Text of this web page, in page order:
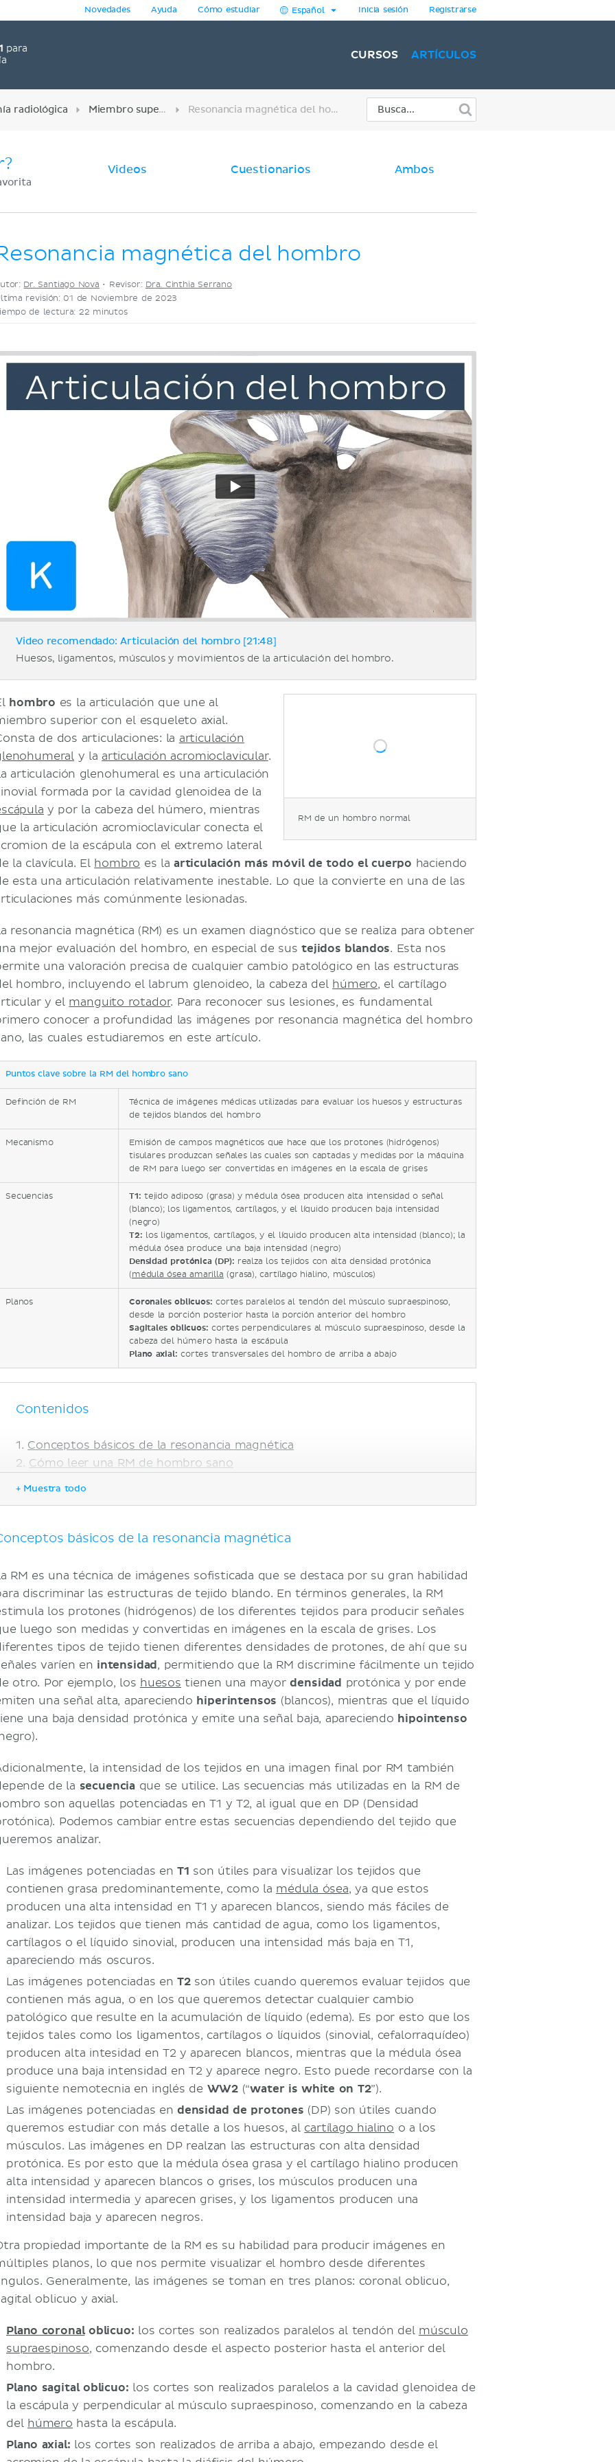
para
Novedades Ayuda Cómo estudiar Español Inicia sesión Registrarse
CURSOS ARTÍCULOS
radiológica Miembro superior Resonancia magnética del hombro
Videos Cuestionarios Ambos
magnética del hombro
Dr. Santiago Nova • Revisor: Dra. Cinthia Serrano
revisión: 01 de Noviembre de 2023
de lectura: 22 minutos
Video recomendado: Articulación del hombro [21:48]
Huesos, ligamentos, músculos y movimientos de la articulación del hombro.
RM de un hombro normal
hombro es la articulación que une al
superior con el esqueleto axial.
de dos articulaciones: la articulación
y la articulación acromioclavicular.
articulación glenohumeral es una articulación
formada por la cavidad glenoidea de la
y por la cabeza del húmero, mientras
la articulación acromioclavicular conecta el
de la escápula con el extremo lateral
la clavícula. El hombro es la articulación más móvil de todo el cuerpo haciendo
esta una articulación relativamente inestable. Lo que la convierte en una de las
más comúnmente lesionadas.
resonancia magnética (RM) es un examen diagnóstico que se realiza para obtener
mejor evaluación del hombro, en especial de sustejidos blandos. Esta nos
una valoración precisa de cualquier cambio patológico en las estructuras
hombro, incluyendo el labrum glenoideo, la cabeza del húmero, el cartílago
y el manguito rotador. Para reconocer sus lesiones, es fundamental
conocer a profundidad las imágenes por resonancia magnética del hombro
las cuales estudiaremos en este artículo.
Puntos clave sobre la RM del hombro sano
Definción de RM
Técnica de imágenes médicas utilizadas para evaluar los huesos y estructuras
de tejidos blandos del hombro
Mecanismo
Emisión de campos magnéticos que hace que los protones (hidrógenos)
tisulares produzcan señales las cuales son captadas y medidas por la máquina
de RM para luego ser convertidas en imágenes en la escala de grises
Secuencias T1: tejido adiposo (grasa) y médula ósea producen alta intensidad o señal
(blanco); los ligamentos, cartílagos, y el líquido producen baja intensidad
(negro)
T2: los ligamentos, cartílagos, y el líquido producen alta intensidad (blanco); la
médula ósea produce una baja intensidad (negro)
Densidad protónica (DP): realza los tejidos con alta densidad protónica
(médula ósea amarilla (grasa), cartílago hialino, músculos)
Planos Coronales oblicuos: cortes paralelos al tendón del músculo supraespinoso,
desde la porción posterior hasta la porción anterior del hombro
Sagitales oblicuos: cortes perpendiculares al músculo supraespinoso, desde la
cabeza del húmero hasta la escápula
Plano axial: cortes transversales del hombro de arriba a abajo
Contenidos
Conceptos básicos de la resonancia magnética
Cómo leer una RM de hombro sano
Estabilizadores estáticos
Cápsula articular
Ligamentos glenohumerales
Ligamento coracohumeral
Estabilizadores dinámicos
Manguito rotador
Bíceps braquial
Deltoides
Bibliografía
+ Muestra todo
básicos de la resonancia magnética
RM es una técnica de imágenes sofisticada que se destaca por su gran habilidad
discriminar las estructuras de tejido blando. En términos generales, la RM
los protones (hidrógenos) de los diferentes tejidos para producir señales
luego son medidas y convertidas en imágenes en la escala de grises. Los
tipos de tejido tienen diferentes densidades de protones, de ahí que su
varíen en intensidad, permitiendo que la RM discrimine fácilmente un tejido
otro. Por ejemplo, los huesos tienen una mayordensidad protónica y por ende
una señal alta, apareciendo hiperintensos (blancos), mientras que el líquido
una baja densidad protónica y emite una señal baja, apareciendo hipointenso
la intensidad de los tejidos en una imagen final por RM también
de la secuencia que se utilice. Las secuencias más utilizadas en la RM de
son aquellas potenciadas en T1 y T2, al igual que en DP (Densidad
Podemos cambiar entre estas secuencias dependiendo del tejido que
analizar.
Las imágenes potenciadas en T1 son útiles para visualizar los tejidos que
contienen grasa predominantemente, como la médula ósea, ya que estos
producen una alta intensidad en T1 y aparecen blancos, siendo más fáciles de
analizar. Los tejidos que tienen más cantidad de agua, como los ligamentos,
cartílagos o el líquido sinovial, producen una intensidad más baja en T1,
apareciendo más oscuros.
Las imágenes potenciadas en T2son útiles cuando queremos evaluar tejidos que
contienen más agua, o en los que queremos detectar cualquier cambio
patológico que resulte en la acumulación de líquido (edema). Es por esto que los
tejidos tales como los ligamentos, cartílagos o líquidos (sinovial, cefalorraquídeo)
producen alta intesidad en T2 y aparecen blancos, mientras que la médula ósea
produce una baja intensidad en T2 y aparece negro. Esto puede recordarse con la
siguiente nemotecnia en inglés de WW2 (“water is white on T2”).
Las imágenes potenciadas en densidad de protones (DP) son útiles cuando
queremos estudiar con más detalle a los huesos, al cartílago hialino o a los
músculos. Las imágenes en DP realzan las estructuras con alta densidad
protónica. Es por esto que la médula ósea grasa y el cartílago hialino producen
alta intensidad y aparecen blancos o grises, los músculos producen una
intensidad intermedia y aparecen grises, y los ligamentos producen una
intensidad baja y aparecen negros.
propiedad importante de la RM es su habilidad para producir imágenes en
planos, lo que nos permite visualizar el hombro desde diferentes
Generalmente, las imágenes se toman en tres planos: coronal oblicuo,
oblicuo y axial.
Plano coronaloblicuo: los cortes son realizados paralelos al tendón del músculo
supraespinoso, comenzando desde el aspecto posterior hasta el anterior del
hombro.
Plano sagital oblicuo: los cortes son realizados paralelos a la cavidad glenoidea de
la escápula y perpendicular al músculo supraespinoso, comenzando en la cabeza
del húmero hasta la escápula.
Plano axial: los cortes son realizados de arriba a abajo, empezando desde el